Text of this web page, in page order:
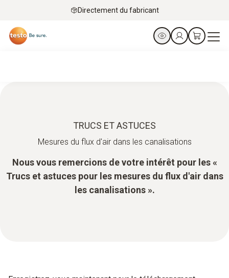
Directement du fabricant
TRUCS ET ASTUCES
Mesures du flux d'air dans les canalisations
Nous vous remercions de votre intérêt pour les «
Trucs et astuces pour les mesures du flux d'air dans
les canalisations ».